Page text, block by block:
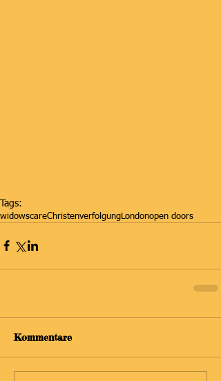
Tags:
widowscareChristenverfolgungLondonopen doors
Kommentare